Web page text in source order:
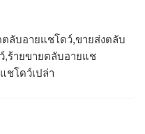
ลับอายแชโดว์,ขายส่งตลับ
,ร้ายขายตลับอายแช
ชโดว์เปล่า